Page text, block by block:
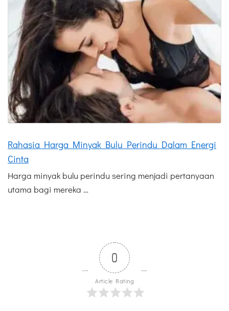
Rahasia Harga Minyak Bulu Perindu Dalam Energi
Cinta
Harga minyak bulu perindu sering menjadi pertanyaan
utama bagi mereka …
0
Article Rating